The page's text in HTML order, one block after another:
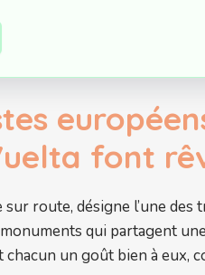
font
route, désigne l’une
qui partagent
un goût bien à